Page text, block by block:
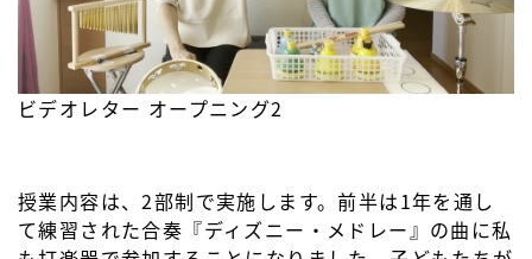
ビデオレター オープニング2
授業内容は、2部制で実施します。前半は1年を通し
て練習された合奏『ディズニー・メドレー』の曲に私